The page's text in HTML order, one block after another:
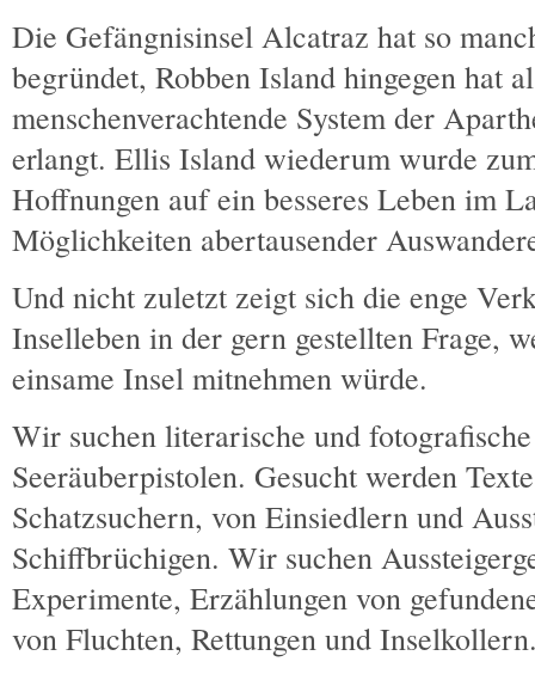
Die Gefängnisinsel Alcatraz hat so
begründet, Robben Island hingegen hat
menschenverachtende System der
erlangt. Ellis Island wiederum wurde
Hoffnungen auf ein besseres Leben im
Möglichkeiten abertausender
Und nicht zuletzt zeigt sich die enge
Inselleben in der gern gestellten Frage,
einsame Insel mitnehmen würde.
Wir suchen literarische und
Seeräuberpistolen. Gesucht werden
Schatzsuchern, von Einsiedlern und
Schiffbrüchigen. Wir suchen
Experimente, Erzählungen von
von Fluchten, Rettungen und